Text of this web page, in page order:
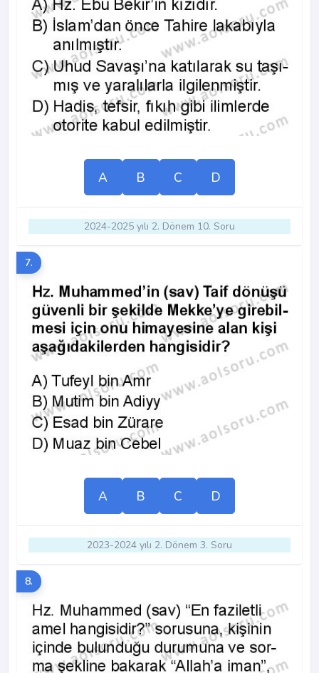
A B C D
2024-2025 yılı 2. Dönem 10. Soru
7.
A B C D
2023-2024 yılı 2. Dönem 3. Soru
8.